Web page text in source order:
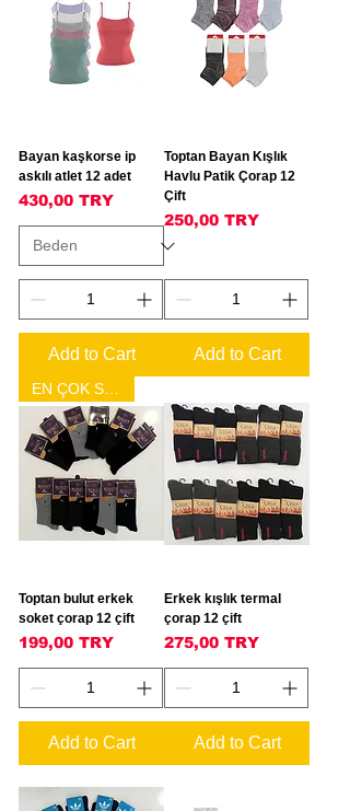
Bayan kaşkorse ip
askılı atlet 12 adet
Price
430,00 TRY
Add to Cart
Toptan Bayan Kışlık
Havlu Patik Çorap 12
Çift
Price
250,00 TRY
Add to Cart
EN ÇOK SATAN
Toptan bulut erkek
soket çorap 12 çift
Price
199,00 TRY
Add to Cart
Erkek kışlık termal
çorap 12 çift
Price
275,00 TRY
Add to Cart